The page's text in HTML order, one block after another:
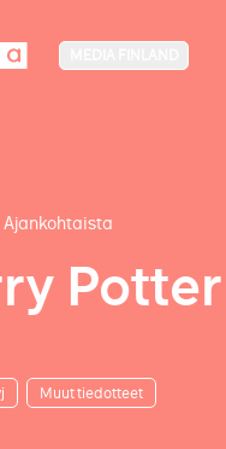
Ajankohtaista
Muut tiedotteet